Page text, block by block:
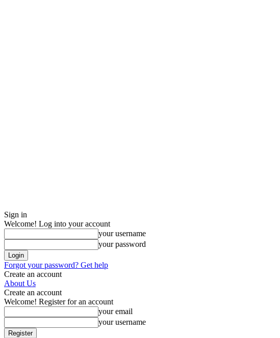
Sign in
Welcome! Log into your account
your username
your password
Forgot your password? Get help
Create an account
About Us
Create an account
Welcome! Register for an account
your email
your username